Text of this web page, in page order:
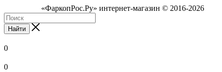
«ФаркопРос.Ру» интернет-магазин © 2016-2026
Найти
0
0